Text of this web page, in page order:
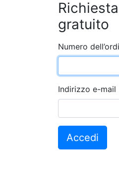
gratuito
Numero
Indirizzo e-mail
Accedi